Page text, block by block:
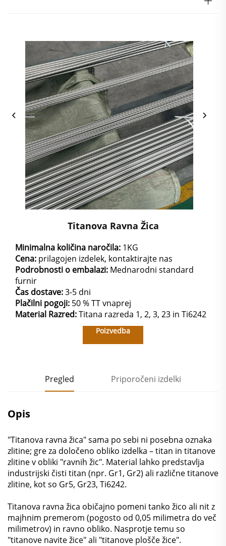
Titanova Ravna Žica
Minimalna količina naročila: 1KG
Cena: prilagojen izdelek, kontaktirajte nas
Podrobnosti o embalazi: Mednarodni standard
furnir
Čas dostave:3-5 dni
Plačilni pogoji: 50 % TT vnaprej
Material Razred:Titana razreda 1, 2, 3, 23 in Ti6242
Poizvedba
Pregled Priporočeni izdelki
Opis
"Titanova ravnа žica" sama po sebi ni posebna oznaka
zlitine; gre za določeno obliko izdelka – titan in titanove
zlitine v obliki "ravnih žic". Material lahko predstavlja
industrijski čisti titan (npr. Gr1, Gr2) ali različne titanove
zlitine, kot so Gr5, Gr23, Ti6242.
Titanova ravnа žica običajno pomeni tanko žico ali nit z
majhnim premerom (pogosto od 0,05 milimetra do več
milimetrov) in ravnо obliko. Nasprotje temu so
"titanove navite žice" ali "titanove plošče žice".